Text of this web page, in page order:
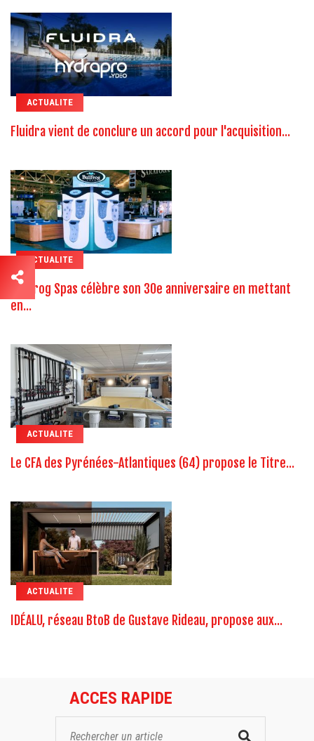
ACTUALITE
Fluidra vient de conclure un accord pour l'acquisition...
ACTUALITE
Bullfrog Spas célèbre son 30e anniversaire en mettant
en...
ACTUALITE
Le CFA des Pyrénées-Atlantiques (64) propose le Titre...
ACTUALITE
IDÉALU, réseau BtoB de Gustave Rideau, propose aux...
ACCES RAPIDE